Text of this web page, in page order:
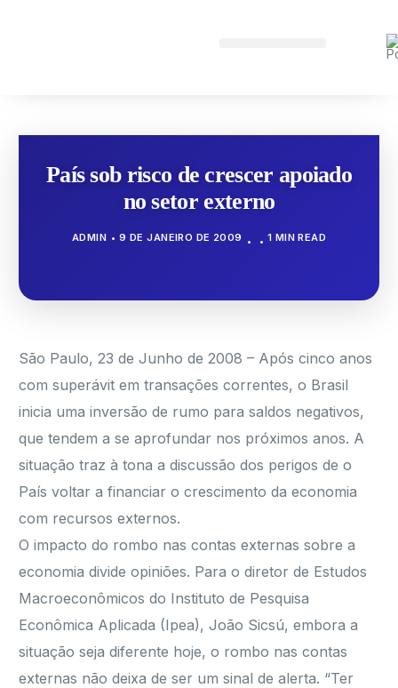
País sob risco de crescer apoiado
no setor externo
ADMIN 9 DE JANEIRO DE 2009 1 MIN READ
São Paulo, 23 de Junho de 2008 – Após cinco anos
com superávit em transações correntes, o Brasil
inicia uma inversão de rumo para saldos negativos,
que tendem a se aprofundar nos próximos anos. A
situação traz à tona a discussão dos perigos de o
País voltar a financiar o crescimento da economia
com recursos externos.
O impacto do rombo nas contas externas sobre a
economia divide opiniões. Para o diretor de Estudos
Macroeconômicos do Instituto de Pesquisa
Econômica Aplicada (Ipea), João Sicsú, embora a
situação seja diferente hoje, o rombo nas contas
externas não deixa de ser um sinal de alerta. “Ter